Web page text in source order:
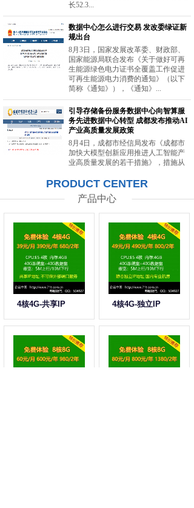
长52.3...
数据中心怎么进行交易 发改委绿证新
规出台
8月3日，国家发展改革委、财政部、
国家能源局联合发布《关于做好可再
生能源绿色电力证书全覆盖工作促进
可再生能源电力消费的通知》（以下
简称《通知》），《通知》...
引导存储备份服务数据中心向智算服
务先进数据中心转型 成都发布推动AI
产业高质量发展政策
8月4日，成都市经信局发布《成都市
加快大模型创新应用推进人工智能产
业高质量发展的若干措施》，措施从
力等方面提出20条举措。...
PRODUCT CENTER
产品中心
4核4G-共享IP 4核4G-独立IP